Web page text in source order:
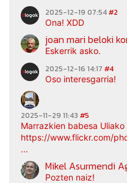
2025-12-19 07:54#2
Ona! XDD
joan mari beloki
Eskerrik asko.
2025-12-16 14:17 #4
Oso interesgarria!
2025-11-29 11:43 #5
Marrazkien babesa
https://www.flickr.com/
...
Mikel Asurmendi
Pozten naiz!